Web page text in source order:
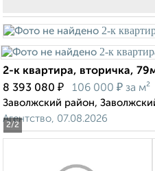
2/2
2-к квартира, вторичка,
8 393 080 ₽ 106 000 ₽ за м²
Заволжский район,
Агентство, 07.08.2026